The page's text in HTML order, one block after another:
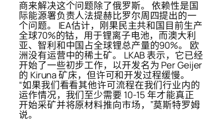
商来解决这个问题除了俄罗斯。 依赖性是国
际能源署负责人法提赫比罗尔周四提出的一
个问题。 IEA估计，刚果民主共和国目前生产
全球70%的钴，用于锂离子电池，而澳大利
亚、智利和中国占全球锂总产量的90%。 欧
洲没有运营中的稀土矿。 LKAB 表示，它已经
开始了一些初步工作，以开发名为 Per Geijer
的 Kiruna 矿床，但许可和开发过程缓慢。
“如果我们看看其他许可流程在我们行业内的
运作情况，我们至少需要 10-15 年才能真正
开始采矿并将原材料推向市场，”莫斯特罗姆
说。